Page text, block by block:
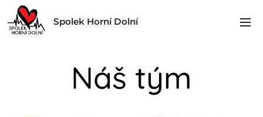
Spolek Horní Dolní
Náš tým